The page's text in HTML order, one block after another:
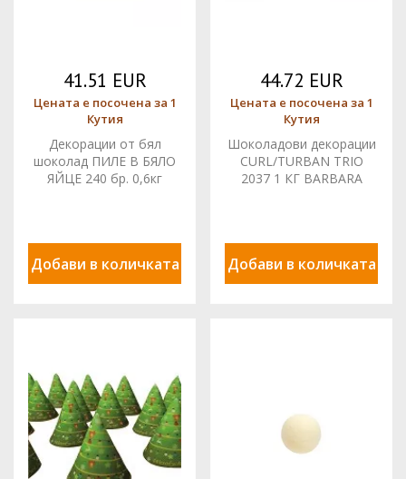
41.51 EUR
Цената е посочена за 1
Кутия
Декорации от бял
шоколад ПИЛЕ В БЯЛО
ЯЙЦЕ 240 бр. 0,6кг
Добави в количката
44.72 EUR
Цената е посочена за 1
Кутия
Шоколадови декорации
CURL/TURBAN TRIO
2037 1 КГ BARBARA
Добави в количката